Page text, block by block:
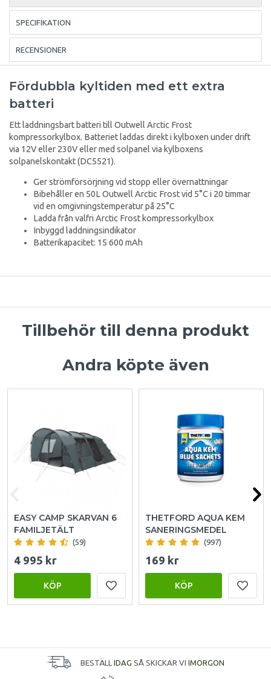
SPECIFIKATION
RECENSIONER
Fördubbla kyltiden med ett extra
batteri
Ett laddningsbart batteri till Outwell Arctic Frost
kompressorkylbox. Batteriet laddas direkt i kylboxen under drift
via 12V eller 230V eller med solpanel via kylboxens
solpanelskontakt (DC5521).
Ger strömförsörjning vid stopp eller övernattningar
Bibehåller en 50L Outwell Arctic Frost vid 5°C i 20 timmar
vid en omgivningstemperatur på 25°C
Ladda från valfri Arctic Frost kompressorkylbox
Inbyggd laddningsindikator
Batterikapacitet: 15 600 mAh
Tillbehör till denna produkt
Andra köpte även
EASY CAMP SKARVAN 6
FAMILJETÄLT
(59)
4 995 kr
KÖP
THETFORD AQUA KEM
SANERINGSMEDEL
(997)
169 kr
KÖP
BESTÄLL IDAG SÅ SKICKAR VI IMORGON